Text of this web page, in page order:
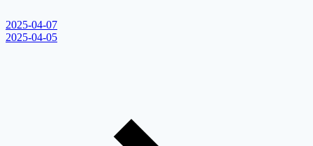
2025-04-07
2025-04-05